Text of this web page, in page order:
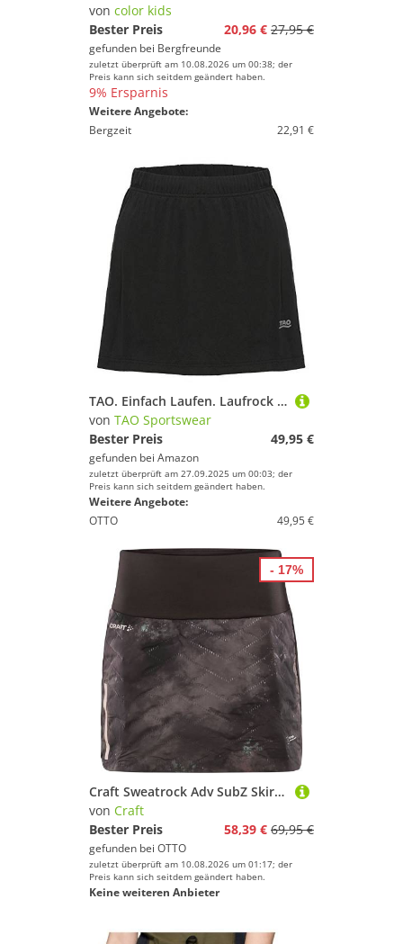
Sicherheitsausrüstung
Stabilitätsschuhe
Trailschuhe
Trinkgürtel
Trinkrucksäcke
Walking-Zubehör
Wettkampfschuhe
Geschlecht
von color kids
Bester Preis
20,96 € 27,95 €
gefunden bei Bergfreunde
zuletzt überprüft am 10.08.2026 um 00:38; der
Preis kann sich seitdem geändert haben.
9% Ersparnis
Weitere Angebote:
Bergzeit
22,91 €
TAO. Einfach Laufen. Laufrock mit integrierter Tight | Nachhaltig & fair RABA Black 38
von TAO Sportswear
Bester Preis
49,95 €
gefunden bei Amazon
zuletzt überprüft am 27.09.2025 um 00:03; der
Preis kann sich seitdem geändert haben.
Weitere Angebote:
OTTO
49,95 €
Craft Sweatrock Adv SubZ Skirt 3 W
von Craft
Bester Preis
58,39 € 69,95 €
gefunden bei OTTO
zuletzt überprüft am 10.08.2026 um 01:17; der
Preis kann sich seitdem geändert haben.
Keine weiteren Anbieter
- 17%